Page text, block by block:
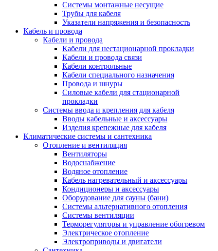
Системы монтажные несущие
Трубы для кабеля
Указатели напряжения и безопасность
Кабель и провода
Кабели и провода
Кабели для нестационарной прокладки
Кабели и провода связи
Кабели контрольные
Кабели специального назначения
Провода и шнуры
Силовые кабели для стационарной
прокладки
Системы ввода и крепления для кабеля
Вводы кабельные и аксессуары
Изделия крепежные для кабеля
Климатические системы и сантехника
Отопление и вентиляция
Вентиляторы
Водоснабжение
Водяное отопление
Кабель нагревательный и аксессуары
Кондиционеры и аксессуары
Оборудование для сауны (бани)
Системы альтернативного отопления
Системы вентиляции
Терморегуляторы и управление обогревом
Электрическое отопление
Электроприводы и двигатели